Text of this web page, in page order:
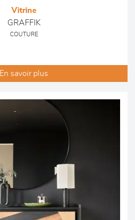
Vitrine
GRAFFIK
COUTURE
En savoir plus